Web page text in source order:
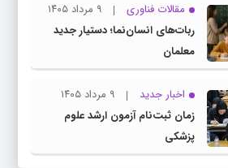
مقالات فناوری
۹ مرداد ۱۴۰۵
ربات‌های انسان‌نما؛ دستیار جدید
معلمان
اخبار جدید
۹ مرداد ۱۴۰۵
زمان ثبت‌نام آزمون ارشد علوم
پزشکی